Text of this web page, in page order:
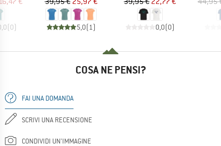
(0) 5,0(1) 0,0(0)
COSA NE PENSI?
FAI UNA DOMANDA
SCRIVI UNA RECENSIONE
CONDIVIDI UN'IMMAGINE